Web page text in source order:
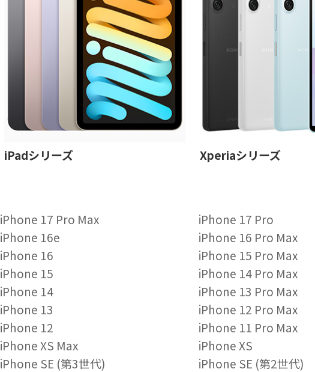
iPadシリーズ Xperiaシリーズ
iPhone 17 Pro Max iPhone 17 Pro
iPhone 16e iPhone 16 Pro Max
iPhone 16 iPhone 15 Pro Max
iPhone 15 iPhone 14 Pro Max
iPhone 14 iPhone 13 Pro Max
iPhone 13 iPhone 12 Pro Max
iPhone 12 iPhone 11 Pro Max
iPhone XS Max iPhone XS
iPhone SE (第3世代) iPhone SE (第2世代)